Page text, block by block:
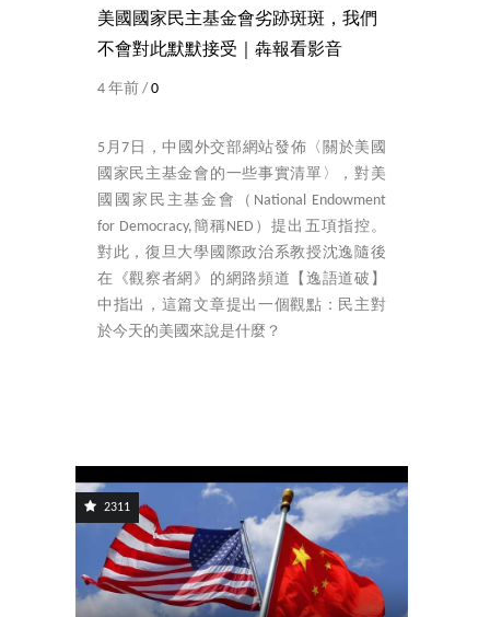
美國國家民主基金會劣跡斑斑，我們
不會對此默默接受｜犇報看影音
4 年前 / 0
5月7日，中國外交部網站發佈〈關於美國
國家民主基金會的一些事實清單〉，對美
國國家民主基金會（National Endowment
for Democracy,簡稱NED）提出五項指控。
對此，復旦大學國際政治系教授沈逸隨後
在《觀察者網》的網路頻道【逸語道破】
中指出，這篇文章提出一個觀點：民主對
於今天的美國來說是什麼？
2311